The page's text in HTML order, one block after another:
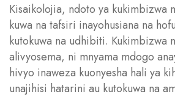
Kisaikolojia, ndoto ya kukimbizwa
kuwa na tafsiri inayohusiana na
kutokuwa na udhibiti. Kukimbizwa
alivyosema, ni mnyama mdogo
hivyo inaweza kuonyesha hali ya
unajihisi hatarini au kutokuwa na